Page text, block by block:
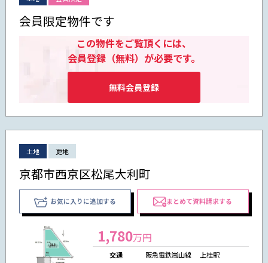
会員限定物件です
この物件をご覧頂くには、
会員登録（無料）が必要です。
無料会員登録
土地 更地
京都市西京区松尾大利町
お気に入りに追加する まとめて資料請求する
1,780万円
交通
阪急電鉄嵐山線 上桂駅